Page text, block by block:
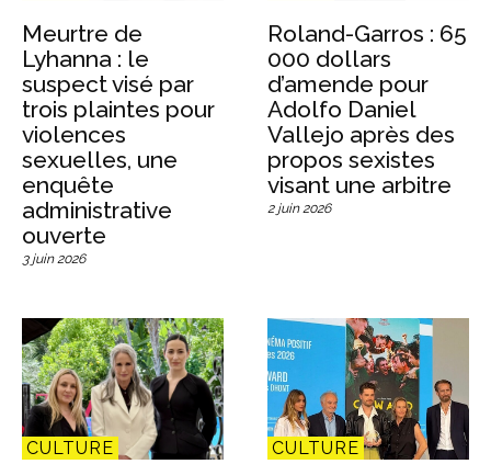
Meurtre de
Lyhanna : le
suspect visé par
trois plaintes pour
violences
sexuelles, une
enquête
administrative
ouverte
3 juin 2026
Roland-Garros : 65
000 dollars
d’amende pour
Adolfo Daniel
Vallejo après des
propos sexistes
visant une arbitre
2 juin 2026
CULTURE CULTURE